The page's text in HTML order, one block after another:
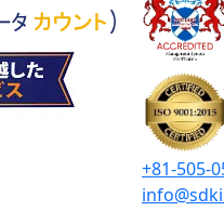
+81-505-